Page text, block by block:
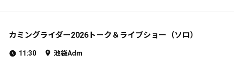
カミングライダー2026トーク＆ライブショー（ソロ）
11:30 池袋Adm